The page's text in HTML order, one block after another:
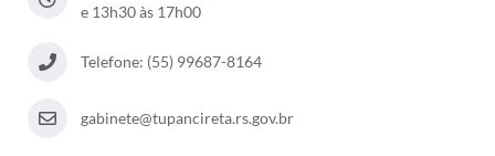
e 13h30 às 17h00
Telefone: (55) 99687-8164
gabinete@tupancireta.rs.gov.br